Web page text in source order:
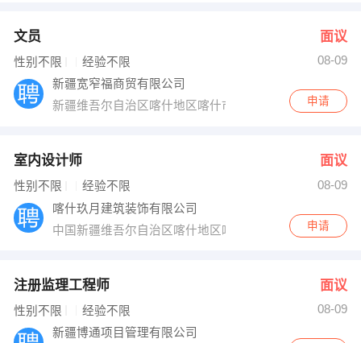
文员 面议
性别不限 经验不限
08-09
新疆宽窄福商贸有限公司
新疆维吾尔自治区喀什地区喀什市
申请
室内设计师 面议
性别不限 经验不限
08-09
喀什玖月建筑装饰有限公司
中国新疆维吾尔自治区喀什地区喀什市多来特巴格乡
申请
注册监理工程师 面议
性别不限 经验不限
08-09
新疆博通项目管理有限公司